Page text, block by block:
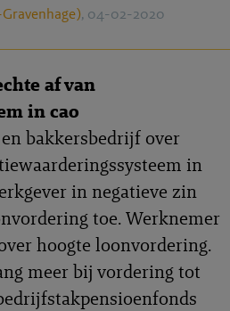
, 04-02-2020
af van
in cao
bakkersbedrijf over
in
in negatieve zin
toe. Werknemer
hoogte loonvordering.
meer bij vordering tot